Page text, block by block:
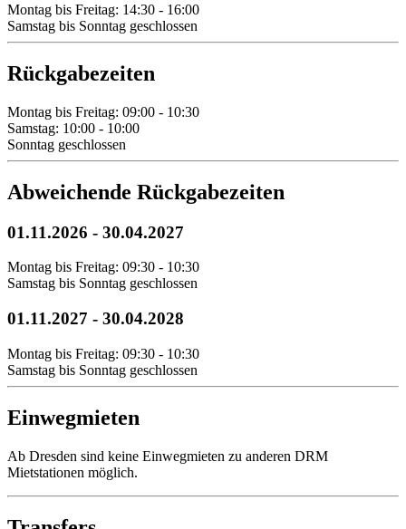
Montag bis Freitag: 14:30 - 16:00
Samstag bis Sonntag geschlossen
Rückgabezeiten
Montag bis Freitag: 09:00 - 10:30
Samstag: 10:00 - 10:00
Sonntag geschlossen
Abweichende Rückgabezeiten
01.11.2026 - 30.04.2027
Montag bis Freitag: 09:30 - 10:30
Samstag bis Sonntag geschlossen
01.11.2027 - 30.04.2028
Montag bis Freitag: 09:30 - 10:30
Samstag bis Sonntag geschlossen
Einwegmieten
Ab Dresden sind keine Einwegmieten zu anderen DRM
Mietstationen möglich.